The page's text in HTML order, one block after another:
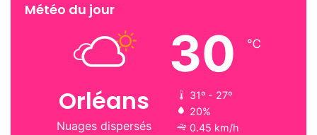
Météo du jour
Orléans
Nuages dispersés
30 ℃
31º - 27º
20%
0.45 km/h